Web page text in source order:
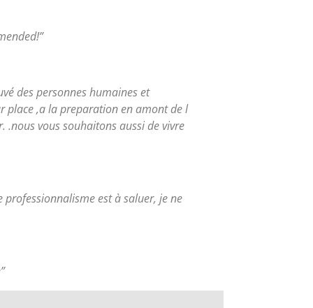
des personnes humaines et
place ,a la preparation en amont de l
vous souhaitons aussi de vivre
professionnalisme est à saluer, je ne